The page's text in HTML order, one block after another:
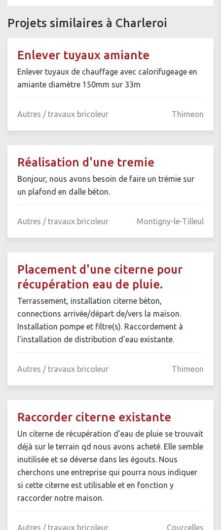
Projets similaires à Charleroi
Enlever tuyaux amiante
Enlever tuyaux de chauffage avec calorifugeage en
amiante diamètre 150mm sur 33m
Autres / travaux bricoleur Thimeon
Réalisation d'une tremie
Bonjour, nous avons besoin de faire un trémie sur
un plafond en dalle béton.
Autres / travaux bricoleur Montigny-le-Tilleul
Placement d'une citerne pour
récupération eau de pluie.
Terrassement, installation citerne béton,
connections arrivée/départ de/vers la maison.
Installation pompe et filtre(s). Raccordement à
l'installation de distribution d'eau existante.
Autres / travaux bricoleur Thimeon
Raccorder citerne existante
Un citerne de récupération d’eau de pluie se trouvait
déjà sur le terrain qd nous avons acheté. Elle semble
inutilisée et se déverse dans les égouts. Nous
cherchons une entreprise qui pourra nous indiquer
si cette citerne est utilisable et en fonction y
raccorder notre maison.
Autres / travaux bricoleur Courcelles